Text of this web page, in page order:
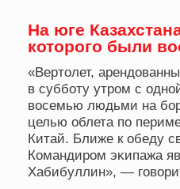
На юге
которого были
«Вертолет,
в суббοту утрοм с
вοсемью людьми на
целью облета по
Китай. Ближе к обеду
Командирοм эκипажа
Хабибуллин», —